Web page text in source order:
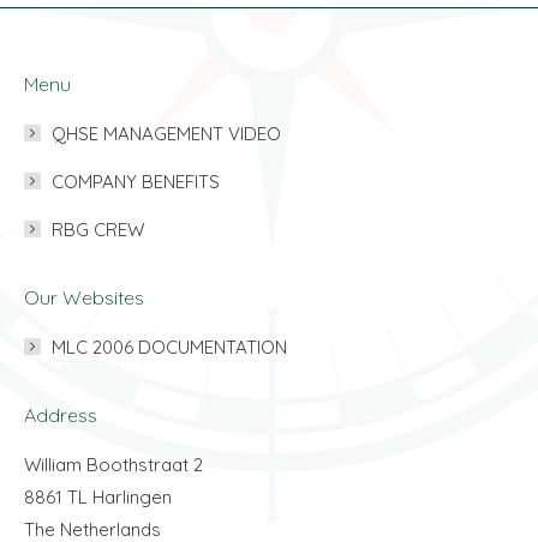
Menu
QHSE MANAGEMENT VIDEO
COMPANY BENEFITS
RBG CREW
Our Websites
MLC 2006 DOCUMENTATION
Address
William Boothstraat 2
8861 TL Harlingen
The Netherlands